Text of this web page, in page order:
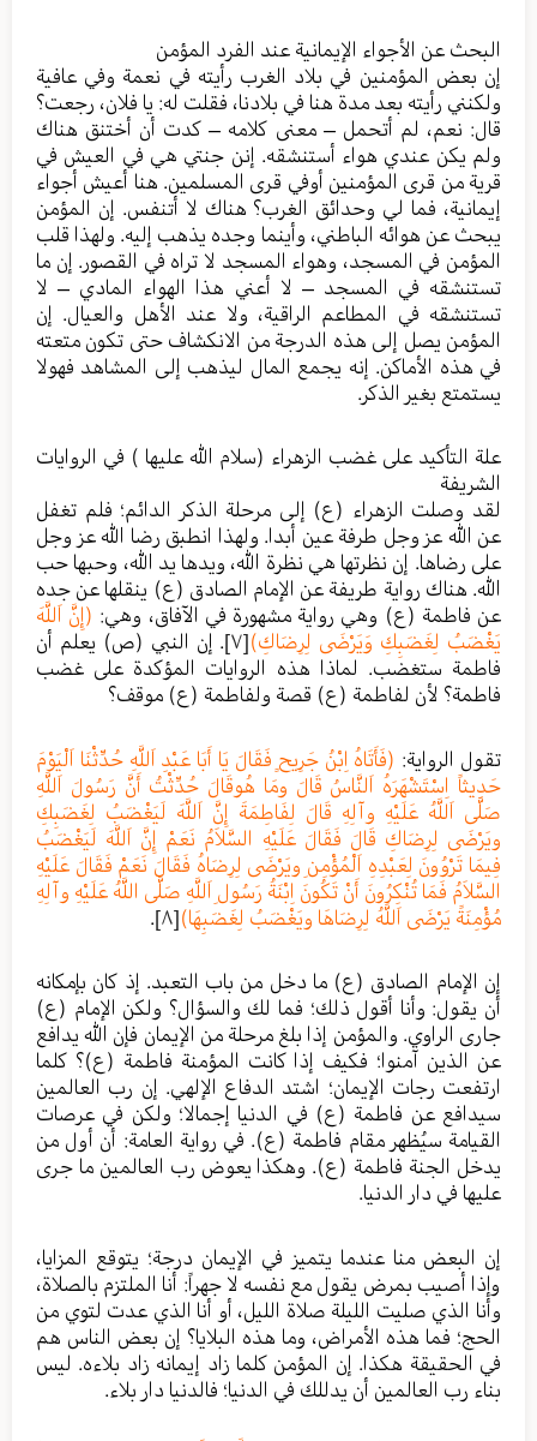
البحث عن الأجواء الإيمانية عند الفرد المؤمن
إن بعض المؤمنين في بلاد الغرب رأيته في نعمة وفي عافية
ولكنني رأيته بعد مدة هنا في بلادنا، فقلت له: يا فلان، رجعت؟
قال: نعم، لم أتحمل – معنى كلامه – كدت أن أختنق هناك
ولم يكن عندي هواء أستنشقه. إنن جنتي هي في العيش في
قرية من قرى المؤمنين أوفي قرى المسلمين. هنا أعيش أجواء
إيمانية، فما لي وحدائق الغرب؟ هناك لا أتنفس. إن المؤمن
يبحث عن هوائه الباطني، وأينما وجده يذهب إليه. ولهذا قلب
المؤمن في المسجد، وهواء المسجد لا تراه في القصور. إن ما
تستنشقه في المسجد – لا أعني هذا الهواء المادي – لا
تستنشقه في المطاعم الراقية، ولا عند الأهل والعيال. إن
المؤمن يصل إلى هذه الدرجة من الانكشاف حتى تكون متعته
في هذه الأماكن. إنه يجمع المال ليذهب إلى المشاهد فهولا
يستمتع بغير الذكر.
علة التأكيد على غضب الزهراء (سلام الله عليها ) في الروايات
الشريفة
لقد وصلت الزهراء (ع) إلى مرحلة الذكر الدائم؛ فلم تغفل
عن الله عز وجل طرفة عين أبدا. ولهذا انطبق رضا الله عز وجل
على رضاها. إن نظرتها هي نظرة الله، ويدها يد الله، وحبها حب
الله. هناك رواية طريفة عن الإمام الصادق (ع) ينقلها عن جده
عن فاطمة (ع) وهي رواية مشهورة في الآفاق، وهي: (إِنَّ اَللَّهَ
يَغْضَبُ لِغَضَبِكِ وَيَرْضَى لِرِضَاكِ)[٧]
. إن النبي (ص) يعلم أن
فاطمة ستغضب. لماذا هذه الروايات المؤكدة على غضب
فاطمة؟ لأن لفاطمة (ع) قصة ولفاطمة (ع) موقف؟
تقول الرواية: (فَأَتَاهُ اِبْنُ جَرِيحٍ فَقَالَ يَا أَبَا عَبْدِ اَللَّهِ حُدِّثْنَا اَلْيَوْمَ
حَدِيثاً اِسْتَشْهَرَهُ اَلنَّاسُ قَالَ ومَا هُوقَالَ حُدِّثْتُ أَنَّ رَسُولَ اَللَّهِ
صَلَّى اَللَّهُ عَلَيْهِ وآلِهِ قَالَ لِفَاطِمَةَ إِنَّ اَللَّهَ لَيَغْضَبُ لِغَضَبِكِ
ويَرْضَى لِرِضَاكِ قَالَ فَقَالَ عَلَيْهِ السَّلاَمُ نَعَمْ إِنَّ اَللَّهَ لَيَغْضَبُ
فِيمَا تَرْوُونَ لِعَبْدِهِ اَلْمُؤْمِنِ ويَرْضَى لِرِضَاهُ فَقَالَ نَعَمْ فَقَالَ عَلَيْهِ
السَّلاَمُ فَمَا تُنْكِرُونَ أَنْ تَكُونَ اِبْنَةُ رَسُولِ اَللَّهِ صَلَّى اللَّهُ عَلَيْهِ وآلِهِ
مُؤْمِنَةً يَرْضَى اَللَّهُ لِرِضَاهَا ويَغْضَبُ لِغَضَبِهَا)[٨] .
إن الإمام الصادق (ع) ما دخل من باب التعبد. إذ كان بإمكانه
أن يقول: وأنا أقول ذلك؛ فما لك والسؤال؟ ولكن الإمام (ع)
جارى الراوي. والمؤمن إذا بلغ مرحلة من الإيمان فإن الله يدافع
عن الذين آمنوا؛ فكيف إذا كانت المؤمنة فاطمة (ع)؟ كلما
ارتفعت رجات الإيمان؛ اشتد الدفاع الإلهي. إن رب العالمين
سيدافع عن فاطمة (ع) في الدنيا إجمالا؛ ولكن في عرصات
القيامة سيُظهر مقام فاطمة (ع). في رواية العامة: أن أول من
يدخل الجنة فاطمة (ع). وهكذا يعوض رب العالمين ما جرى
عليها في دار الدنيا.
إن البعض منا عندما يتميز في الإيمان درجة؛ يتوقع المزايا،
وإذا أصيب بمرض يقول مع نفسه لا جهراً: أنا الملتزم بالصلاة،
وأنا الذي صليت الليلة صلاة الليل، أو أنا الذي عدت لتوي من
الحج؛ فما هذه الأمراض، وما هذه البلايا؟ إن بعض الناس هم
في الحقيقة هكذا. إن المؤمن كلما زاد إيمانه زاد بلاءه. ليس
بناء رب العالمين أن يدللك في الدنيا؛ فالدنيا دار بلاء.